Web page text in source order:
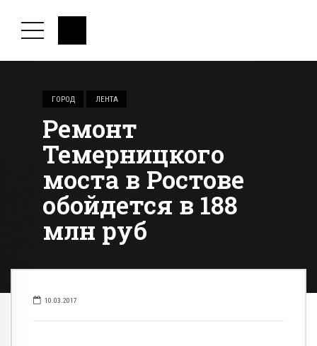
ГОРОД ЛЕНТА
Ремонт
Темерницкого
моста в Ростове
обойдется в 188
млн руб
10.03.2017